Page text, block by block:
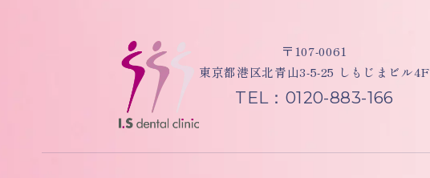
〒107-0061
東京都港区北青山3-5-25 しもじまビル4F
TEL：0120-883-166